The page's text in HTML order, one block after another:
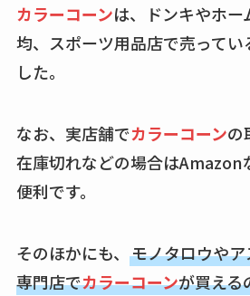
ア
売
れ
し
つ
販
カラーコーンは、ドンキやホ
均、スポーツ用品店で売ってい
した。
なお、実店舗でカラーコーンの
在庫切れなどの場合はAmazon
便利です。
そのほかにも、 モノタロウや
専門店でカラーコーンが買える